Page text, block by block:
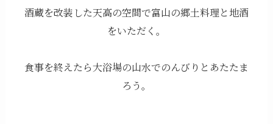
酒蔵を改装した天高の空間で富山の郷土料理と地酒
をいただく。
食事を終えたら大浴場の山水でのんびりとあたたま
ろう。